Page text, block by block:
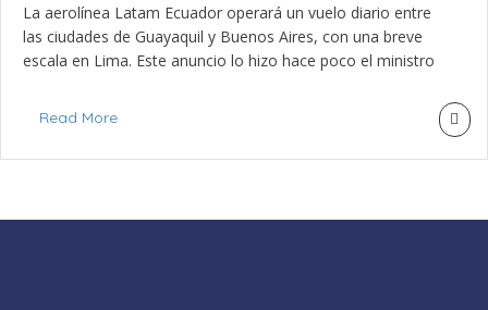
La aerolínea Latam Ecuador operará un vuelo diario entre
las ciudades de Guayaquil y Buenos Aires, con una breve
escala en Lima. Este anuncio lo hizo hace poco el ministro
Comunicaciones de Latam se informó que la operación se
Read More